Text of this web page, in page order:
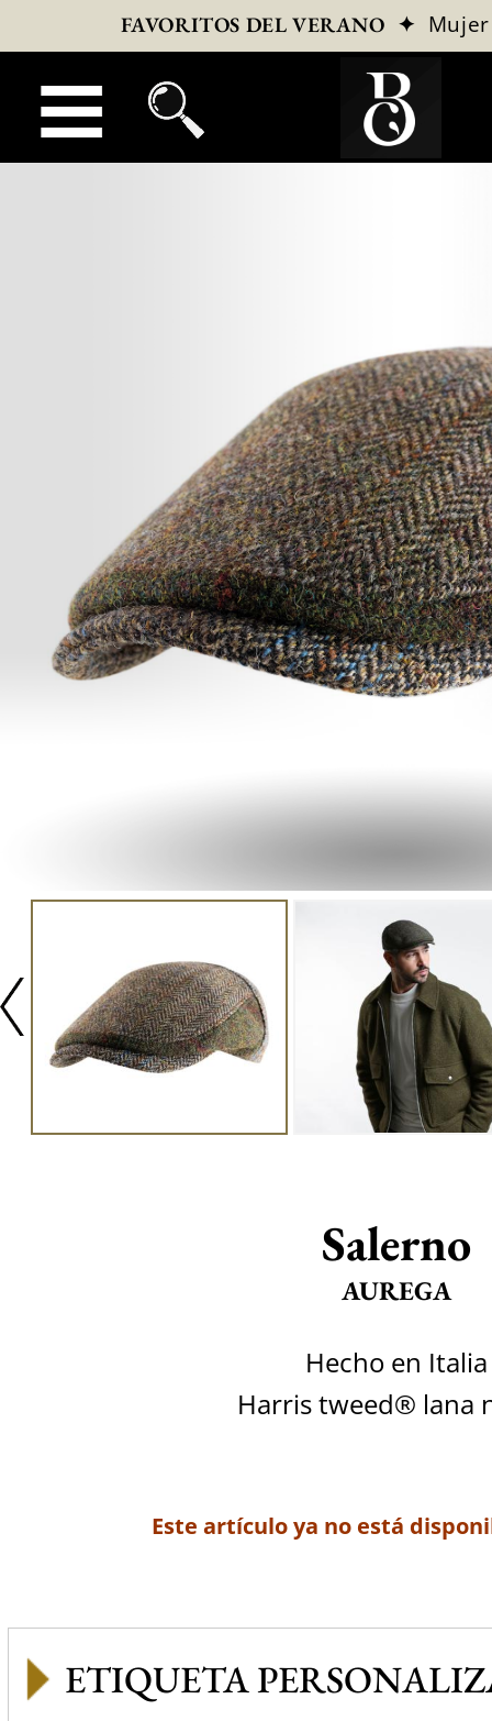
FAVORITOS DEL VERANO ✦ Mujer
Salerno
AUREGA
Hecho en Italia
Harris tweed® lana
Este artículo ya no está
ETIQUETA